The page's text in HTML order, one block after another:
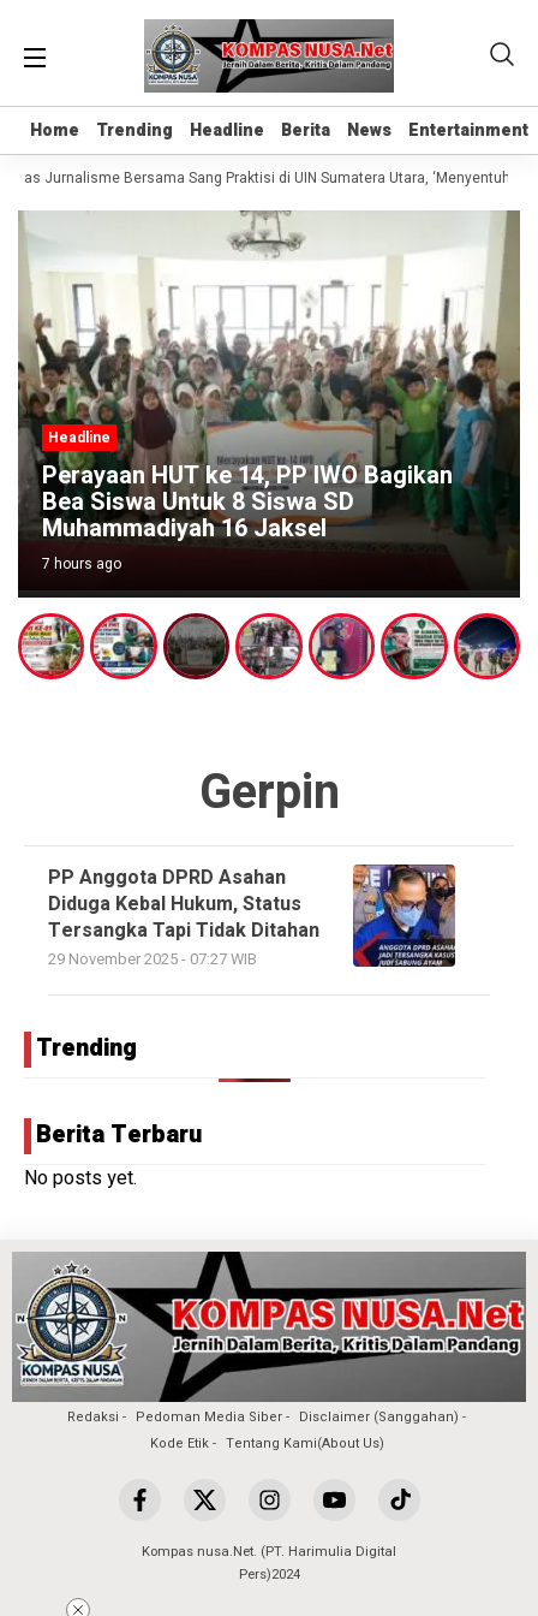
Home Trending Headline Berita News Entertainment
Home Trending Headline Berita News Entertainment
Jurnalisme Bersama Sang Praktisi di UIN Sumatera Utara, ‘Menyentuh Hati
Headline
Perayaan HUT ke 14, PP IWO Bagikan
Bea Siswa Untuk 8 Siswa SD
Muhammadiyah 16 Jaksel
7 hours ago
Gerpin
PP Anggota DPRD Asahan
Diduga Kebal Hukum, Status
Tersangka Tapi Tidak Ditahan
29 November 2025 - 07:27 WIB
Trending
Berita Terbaru
No posts yet.
Redaksi Pedoman Media Siber
Disclaimer (Sanggahan)
Kode Etik
Tentang Kami(About Us)
Kompas nusa.Net. (PT. Harimulia Digital
Pers)2024